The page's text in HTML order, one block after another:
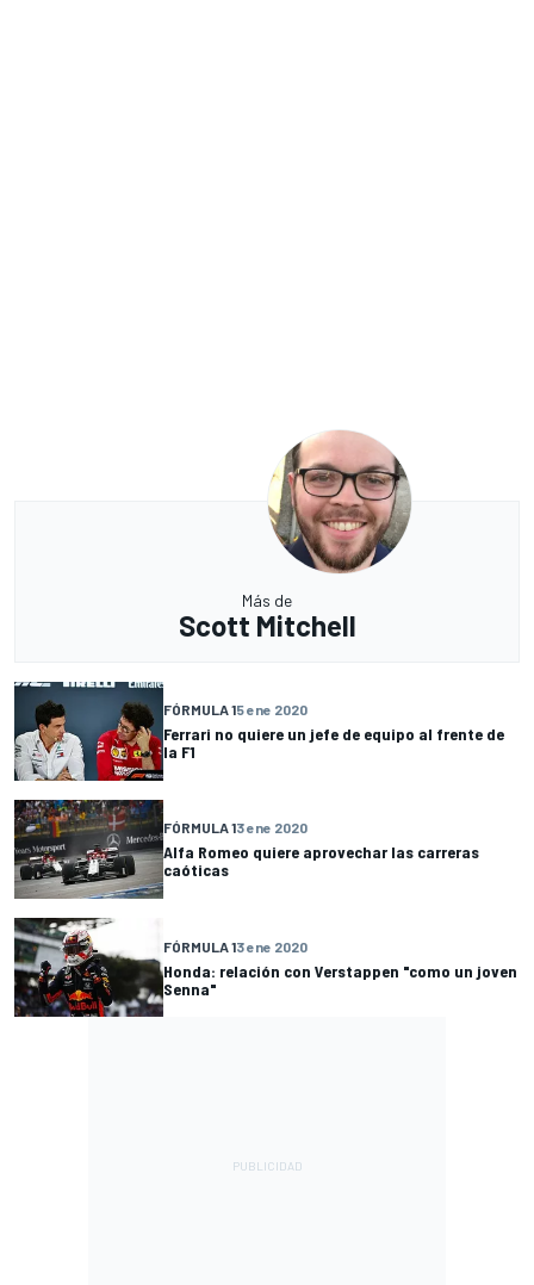
Más de
Scott Mitchell
FÓRMULA 15 ene 2020
Ferrari no quiere un jefe de equipo al frente de
la F1
FÓRMULA 13 ene 2020
Alfa Romeo quiere aprovechar las carreras
caóticas
FÓRMULA 13 ene 2020
Honda: relación con Verstappen "como un joven
Senna"